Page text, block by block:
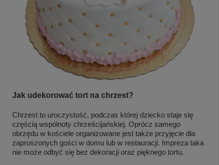
Jak udekorować tort na chrzest?
Chrzest to uroczystość, podczas której dziecko staje się
częścią wspólnoty chrześcijańskiej. Oprócz samego
obrzędu w kościele organizowane jest także przyjęcie dla
zaproszonych gości w domu lub w restauracji. Impreza taka
nie może odbyć się bez dekoracji oraz pięknego tortu.